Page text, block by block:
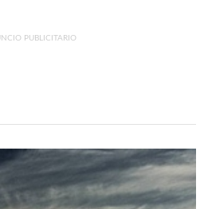
PUBLICITARIO